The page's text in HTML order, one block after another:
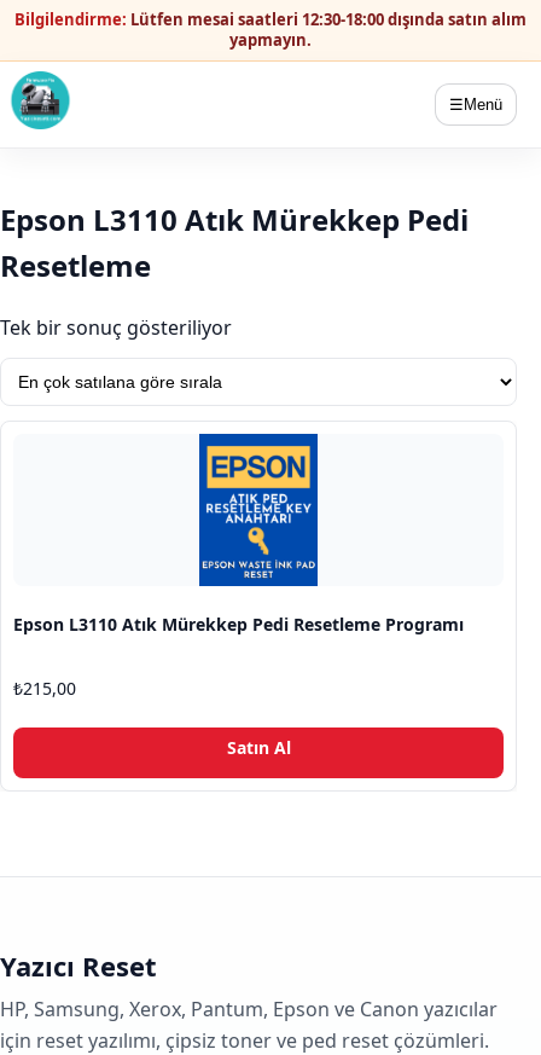
Bilgilendirme: Lütfen mesai saatleri 12:30-18:00 dışında satın alım
yapmayın.
☰ Menü
Epson L3110 Atık Mürekkep Pedi
Resetleme
Tek bir sonuç gösteriliyor
Epson L3110 Atık Mürekkep Pedi Resetleme Programı
₺215,00
Satın Al
Yazıcı Reset
HP, Samsung, Xerox, Pantum, Epson ve Canon yazıcılar
için reset yazılımı, çipsiz toner ve ped reset çözümleri.